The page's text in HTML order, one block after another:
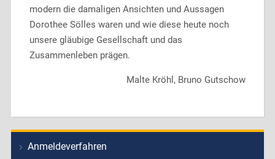
modern die damaligen Ansichten und Aussagen
Dorothee Sölles waren und wie diese heute noch
unsere gläubige Gesellschaft und das
Zusammenleben prägen.
Malte Kröhl, Bruno Gutschow
Anmeldeverfahren